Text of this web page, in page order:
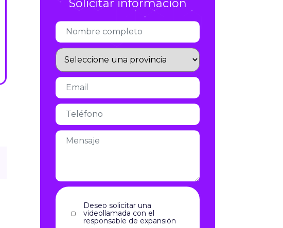
Solicitar información
Deseo solicitar una
videollamada con el
responsable de expansión